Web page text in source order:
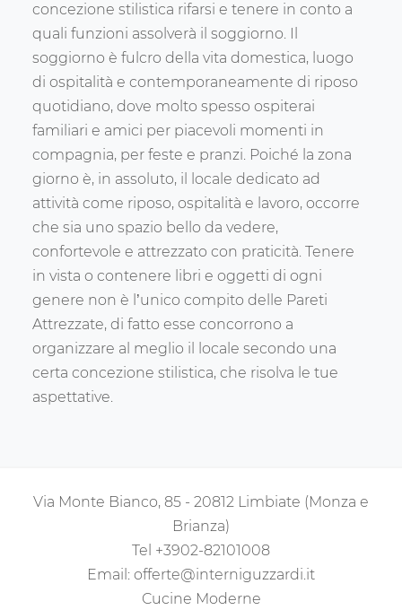
concezione stilistica rifarsi e tenere in conto a
quali funzioni assolverà il soggiorno. Il
soggiorno è fulcro della vita domestica, luogo
di ospitalità e contemporaneamente di riposo
quotidiano, dove molto spesso ospiterai
familiari e amici per piacevoli momenti in
compagnia, per feste e pranzi. Poiché la zona
giorno è, in assoluto, il locale dedicato ad
attività come riposo, ospitalità e lavoro, occorre
che sia uno spazio bello da vedere,
confortevole e attrezzato con praticità. Tenere
in vista o contenere libri e oggetti di ogni
genere non è l’unico compito delle Pareti
Attrezzate, di fatto esse concorrono a
organizzare al meglio il locale secondo una
certa concezione stilistica, che risolva le tue
aspettative.
Via Monte Bianco, 85 - 20812 Limbiate (Monza e
Brianza)
Tel +3902-82101008
Email: offerte@interniguzzardi.it
Cucine Moderne